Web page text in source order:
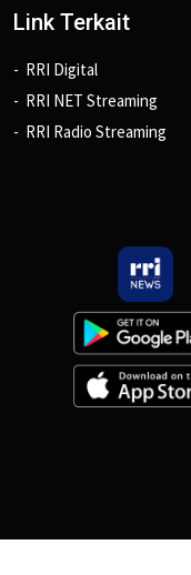
Link Terkait
RRI Digital
RRI NET Streaming
RRI Radio Streaming